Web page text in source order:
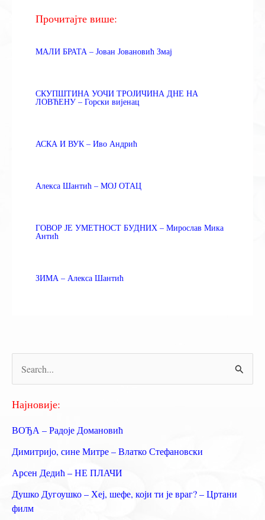
Прочитајте више:
МАЛИ БРАТА – Јован Јовановић Змај
СКУПШТИНА УОЧИ ТРОЈИЧИНА ДНЕ НА
ЛОВЋЕНУ – Горски вијенац
АСКА И ВУК – Иво Андрић
Алекса Шантић – МОЈ ОТАЦ
ГОВОР ЈЕ УМЕТНОСТ БУДНИХ – Мирослав Мика
Антић
ЗИМА – Алекса Шантић
е
р
а
г
а
з
Најновије:
ВОЂА – Радоје Домановић
Димитријо, сине Митре – Влатко Стефановски
Арсен Дедић – НЕ ПЛАЧИ
Душко Дугоушко – Хеј, шефе, који ти је враг? – Цртани
филм